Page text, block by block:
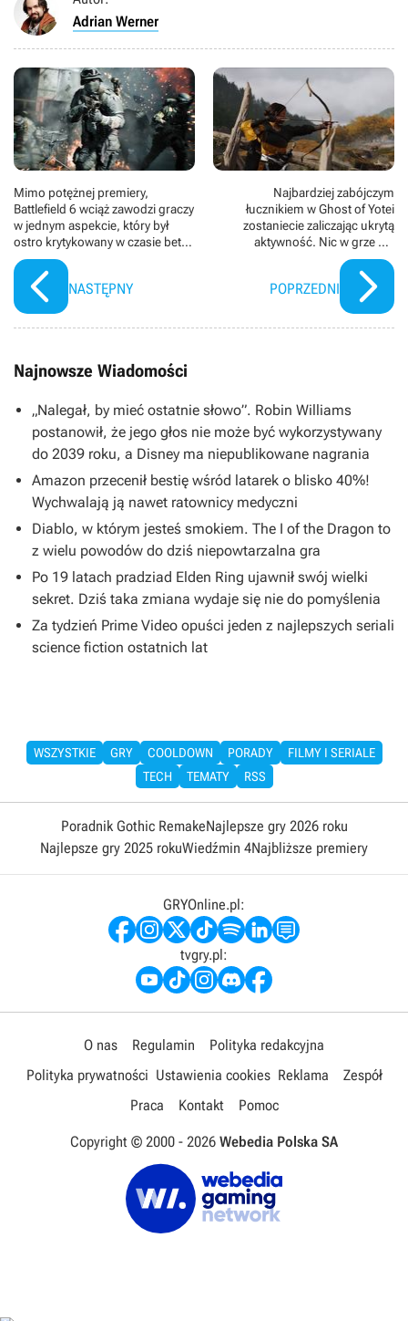
Adrian Werner
Mimo potężnej premiery,
Battlefield 6 wciąż zawodzi graczy
w jednym aspekcie, który był
ostro krytykowany w czasie bety.
Twórcy strzelanki radzą
odinstalować kampanię
NASTĘPNY
Najbardziej zabójczym
łucznikiem w Ghost of Yotei
zostaniecie zaliczając ukrytą
aktywność. Nic w grze nie
zdradza, że jest tak ważna
POPRZEDNI
Najnowsze Wiadomości
„Nalegał, by mieć ostatnie słowo”. Robin Williams
postanowił, że jego głos nie może być wykorzystywany
do 2039 roku, a Disney ma niepublikowane nagrania
Amazon przecenił bestię wśród latarek o blisko 40%!
Wychwalają ją nawet ratownicy medyczni
Diablo, w którym jesteś smokiem. The I of the Dragon to
z wielu powodów do dziś niepowtarzalna gra
Po 19 latach pradziad Elden Ring ujawnił swój wielki
sekret. Dziś taka zmiana wydaje się nie do pomyślenia
Za tydzień Prime Video opuści jeden z najlepszych seriali
science fiction ostatnich lat
WSZYSTKIE GRY COOLDOWN PORADY
FILMY I SERIALE
TECH
TEMATY RSS
Poradnik Gothic RemakeNajlepsze gry 2026 roku
Najlepsze gry 2025 rokuWiedźmin 4Najbliższe premiery
GRYOnline.pl:
tvgry.pl:
O nas Regulamin
Polityka redakcyjna
Polityka prywatności Ustawienia cookies Reklama
Zespół
Praca
Kontakt Pomoc
Copyright © 2000 - 2026 Webedia Polska SA